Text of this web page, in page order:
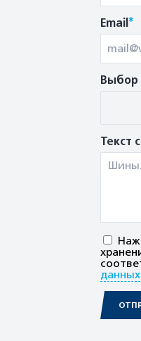
Email*
Выбор
Текст
данных